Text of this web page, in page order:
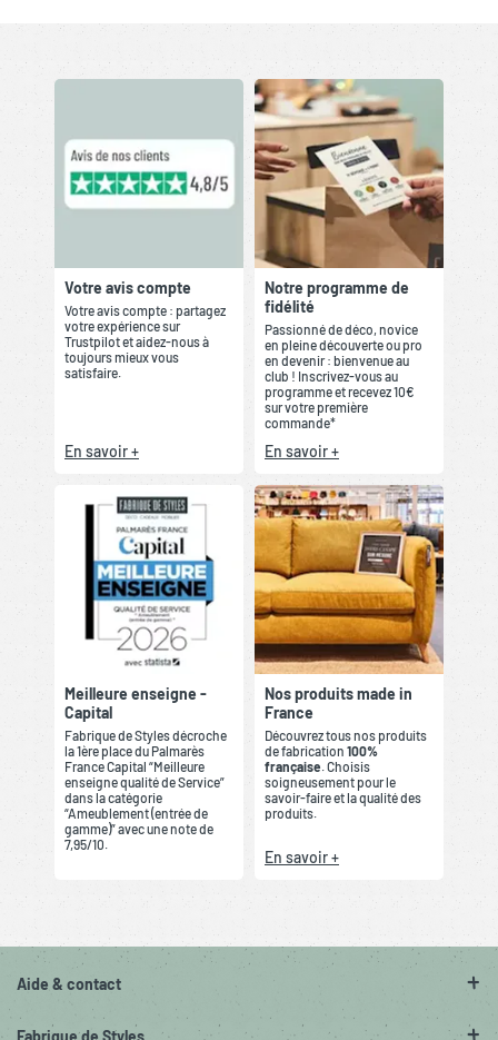
Votre avis compte
Votre avis compte : partagez
votre expérience sur
Trustpilot et aidez-nous à
toujours mieux vous
satisfaire.
En savoir +
Notre programme de
fidélité
Passionné de déco, novice
en pleine découverte ou pro
en devenir : bienvenue au
club ! Inscrivez-vous au
programme et recevez 10€
sur votre première
commande*
En savoir +
Meilleure enseigne -
Capital
Fabrique de Styles décroche
la 1ère place du Palmarès
France Capital “Meilleure
enseigne qualité de Service”
dans la catégorie
“Ameublement (entrée de
gamme)” avec une note de
7,95/10.
Nos produits made in
France
Découvrez tous nos produits
de fabrication 100%
française . Choisis
soigneusement pour le
savoir-faire et la qualité des
produits.
En savoir +
Aide & contact
Fabrique de Styles